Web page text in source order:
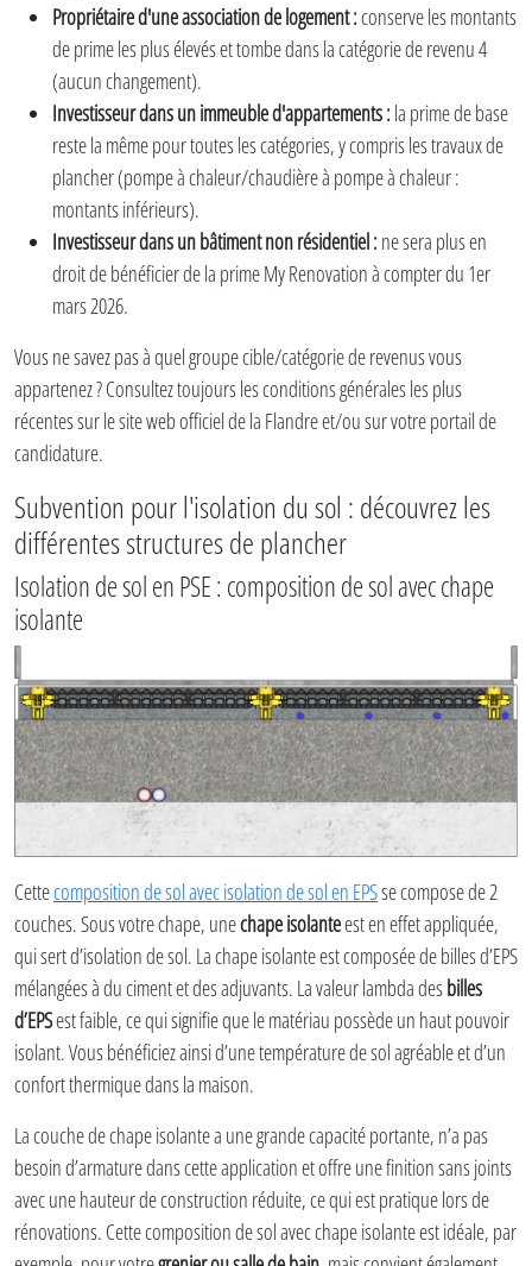
Propriétaire d'une association de logement :conserve les montants
de prime les plus élevés et tombe dans la catégorie de revenu 4
(aucun changement).
Investisseur dans un immeuble d'appartements :la prime de base
reste la même pour toutes les catégories, y compris les travaux de
plancher (pompe à chaleur/chaudière à pompe à chaleur :
montants inférieurs).
Investisseur dans un bâtiment non résidentiel :ne sera plus en
droit de bénéficier de la prime My Renovation à compter du 1er
mars 2026.
Vous ne savez pas à quel groupe cible/catégorie de revenus vous
appartenez ? Consultez toujours les conditions générales les plus
récentes sur le site web officiel de la Flandre et/ou sur votre portail de
candidature.
Subvention pour l'isolation du sol : découvrez les
différentes structures de plancher
Isolation de sol en PSE : composition de sol avec chape
isolante
Cettecomposition de sol avec isolation de sol en EPSse compose de 2
couches. Sous votre chape, unechape isolanteest en effet appliquée,
qui sert d’isolation de sol. La chape isolante est composée de billes d’EPS
mélangées à du ciment et des adjuvants. La valeur lambda desbilles
d’EPSest faible, ce qui signifie que le matériau possède un haut pouvoir
isolant. Vous bénéficiez ainsi d’une température de sol agréable et d’un
confort thermique dans la maison.
La couche de chape isolante a une grande capacité portante, n’a pas
besoin d’armature dans cette application et offre une finition sans joints
avec une hauteur de construction réduite, ce qui est pratique lors de
rénovations. Cette composition de sol avec chape isolante est idéale, par